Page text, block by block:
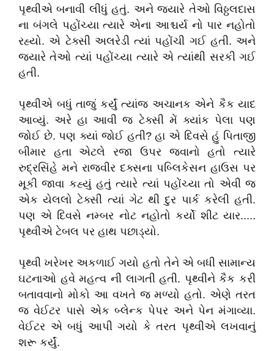
પૃથ્વીએ બનાવી લીધું હતું. અને જ્યારે તેઓ વિઠ્ઠલદાસ
ના બંગલે પહોંચ્યા ત્યારે એના આશ્ચર્ય નો પાર નહોતો
રહ્યો. એ ટેક્સી અલરેડી ત્યાં પહોંચી ગઈ હતી. અને
જ્યારે તેઓ ત્યાં પહોંચ્યા ત્યારે એ ત્યાંથી સરકી ગઈ
હતી.
પૃથ્વીએ બધું તાજું કર્યું ત્યાંજ અચાનક એને કૈક યાદ
આવ્યું. અરે હા આવી જ ટેક્સી મેં ક્યાંક પેલા પણ
જોઈ છે. પણ ક્યાં જોઈ હતી? હા એ દિવસે હું પિતાજી
બીમાર હતા એટલે રજા ઉપર જવાનો હતો ત્યારે
રુદ્રસિંહે મને રાજવીર દક્સના પબ્લિકેસન હાઉસ પર
મૂકી જાવા કહ્યું હતું ત્યારે ત્યાં પહોંચ્યા તો એવી જ
એક યેલલો ટેક્સી ત્યાં ગેટ થી દુર પાર્ક કરેલી હતી.
પણ એ દિવસે નમ્બર નોટ નહોતો કર્યો શીટ યાર.....
પૃથ્વીએ ટેબલ પર હાથ પછાડ્યો.
પૃથ્વી ખરેખર અકળાઈ ગયો હતો તેને એ બધી સામાન્ય
ઘટનાઓ હવે મહત્વ ની લાગતી હતી. પૃથ્વીને કૈક કરી
બતાવવાનો મોકો આ વખતે જ મળ્યો હતો. એણે તરત
જ વેઈટર પાસે એક બ્લેન્ક પેપર અને પેન મંગાવ્યા.
વેઈટર એ બધું આપી ગયો કે તરત પૃથ્વીએ લખવાનું
શરૂ કર્યું.